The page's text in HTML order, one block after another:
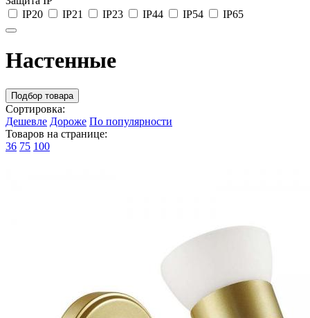
IP20
IP21 IP23 IP44 IP54 IP65
Настенные
Подбор товара
Сортировка:
Дешевле Дороже По популярности
Товаров на странице:
36 75 100